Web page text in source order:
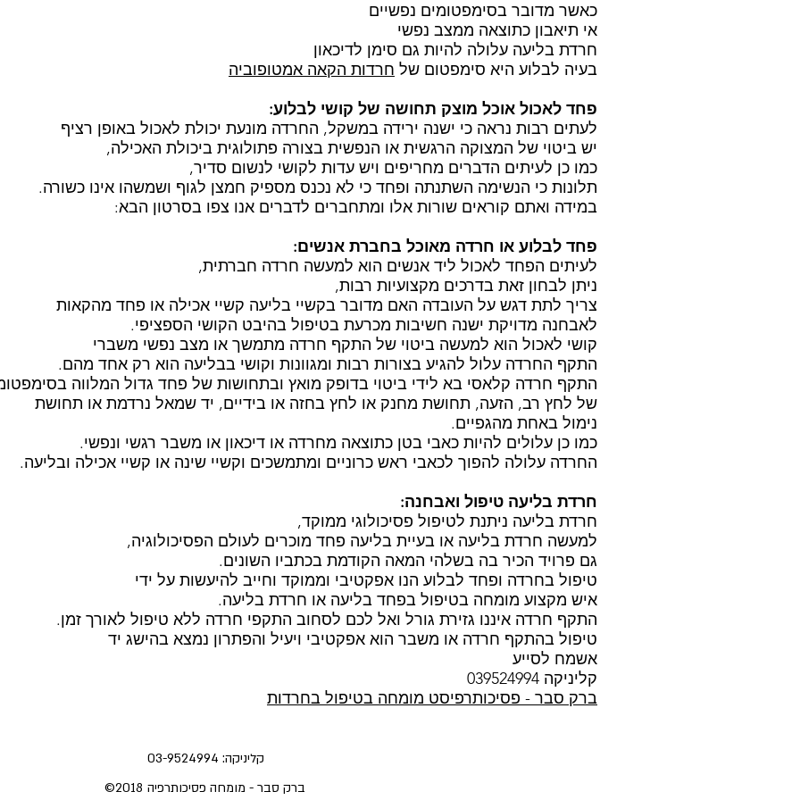
כאשר מדובר בסימפטומים נפשיים
אי תיאבון כתוצאה ממצב נפשי
חרדת בליעה עלולה להיות גם סימן לדיכאון
בעיה לבלוע היא סימפטום של חרדות הקאה אמטופוביה
פחד לאכול אוכל מוצק תחושה של קושי לבלוע:
לעתים רבות נראה כי ישנה ירידה במשקל, החרדה מונעת יכולת לאכול באופן רציף
יש ביטוי של המצוקה הרגשית או הנפשית בצורה פתולוגית ביכולת האכילה,
כמו כן לעיתים הדברים מחריפים ויש עדות לקושי לנשום סדיר,
תלונות כי הנשימה השתנתה ופחד כי לא נכנס מספיק חמצן לגוף ושמשהו אינו כשורה.
במידה ואתם קוראים שורות אלו ומתחברים לדברים אנו צפו בסרטון הבא:
פחד לבלוע או חרדה מאוכל בחברת אנשים:
לעיתים הפחד לאכול ליד אנשים הוא למעשה חרדה חברתית,
ניתן לבחון זאת בדרכים מקצועיות רבות,
צריך לתת דגש על העובדה האם מדובר בקשיי בליעה קשיי אכילה או פחד מהקאות
לאבחנה מדויקת ישנה חשיבות מכרעת בטיפול בהיבט הקושי הספציפי.
קושי לאכול הוא למעשה ביטוי של התקף חרדה מתמשך או מצב נפשי משברי
התקף החרדה עלול להגיע בצורות רבות ומגוונות וקושי בבליעה הוא רק אחד מהם.
התקף חרדה קלאסי בא לידי ביטוי בדופק מואץ ובתחושות של פחד גדול המלווה
של לחץ רב, הזעה, תחושת מחנק או לחץ בחזה או בידיים, יד שמאל נרדמת או תחושת
נימול באחת מהגפיים.
כמו כן עלולים להיות כאבי בטן כתוצאה מחרדה או דיכאון או משבר רגשי ונפשי.
החרדה עלולה להפוך לכאבי ראש כרוניים ומתמשכים וקשיי שינה או קשיי אכילה ובליעה.
חרדת בליעה טיפול ואבחנה:
חרדת בליעה ניתנת לטיפול פסיכולוגי ממוקד,
למעשה חרדת בליעה או בעיית בליעה פחד מוכרים לעולם הפסיכולוגיה,
גם פרויד הכיר בה בשלהי המאה הקודמת בכתביו השונים.
טיפול בחרדה ופחד לבלוע הנו אפקטיבי וממוקד וחייב להיעשות על ידי
איש מקצוע מומחה בטיפול בפחד בליעה או חרדת בליעה.
התקף חרדה איננו גזירת גורל ואל לכם לסחוב התקפי חרדה ללא טיפול לאורך זמן.
טיפול בהתקף חרדה או משבר הוא אפקטיבי ויעיל והפתרון נמצא בהישג יד
אשמח לסייע
קליניקה 039524994
ברק סבר - פסיכותרפיסט מומחה בטיפול בחרדות
קליניקה: 03-9524994
©2018 ברק סבר - מומחה פסיכותרפיה